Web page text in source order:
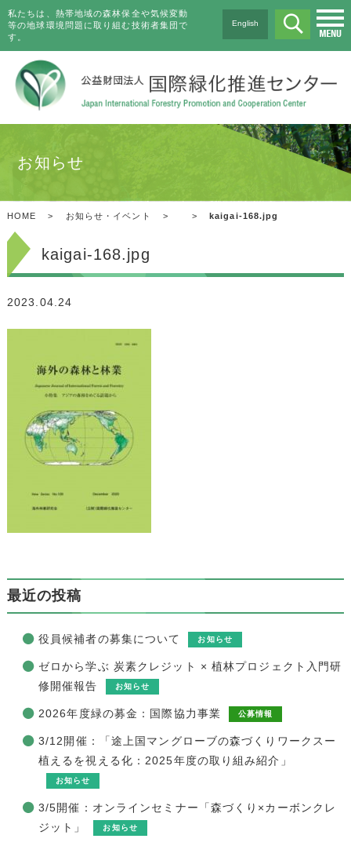
私たちは、熱帯地域の森林保全や気候変動
等の地球環境問題に取り組む技術者集団で
す。
English
お知らせ
HOME > お知らせ・イベント > > kaigai-168.jpg
kaigai-168.jpg
2023.04.24
最近の投稿
役員候補者の募集について お知らせ
ゼロから学ぶ 炭素クレジット × 植林プロジェクト入門研
修開催報告
お知らせ
2026年度緑の募金：国際協力事業 公募情報
3/12開催：「途上国マングローブの森づくりワークスー
植えるを視える化：2025年度の取り組み紹介」
お知らせ
3/5開催：オンラインセミナー「森づくり×カーボンクレ
ジット」
お知らせ